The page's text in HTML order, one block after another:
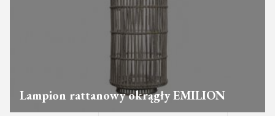
Lampion rattanowy okrągły EMILION